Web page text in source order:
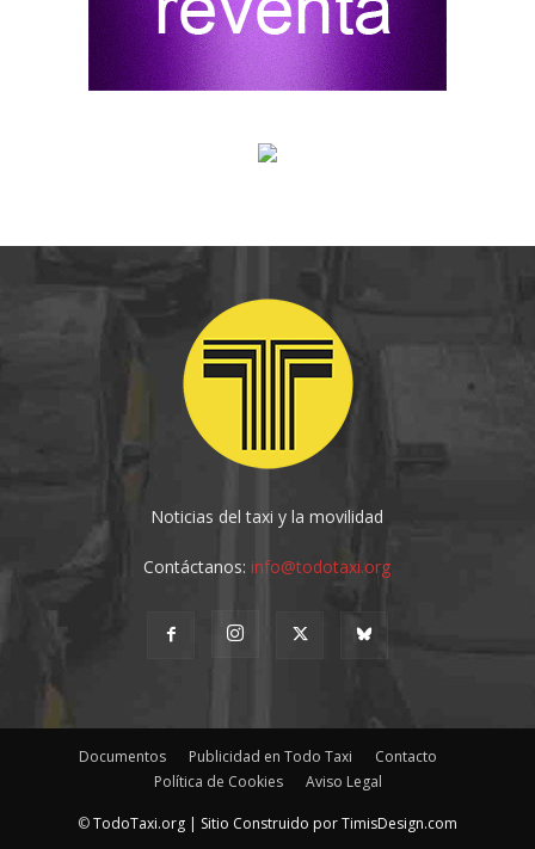
Noticias del taxi y la movilidad
Contáctanos:info@todotaxi.org
Documentos Publicidad en Todo Taxi
Contacto
Política de Cookies
Aviso Legal
©TodoTaxi.org | Sitio Construido porTimisDesign.com